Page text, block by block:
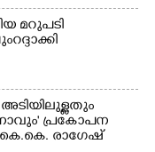
മറുപടി
അടിയിലുള്ളതും
പ്രകോപന
രാഗേഷ്